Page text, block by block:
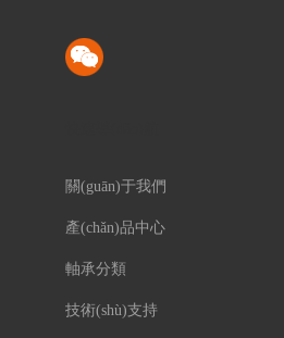
關(guān)于我們
產(chǎn)品中心
軸承分類
技術(shù)支持